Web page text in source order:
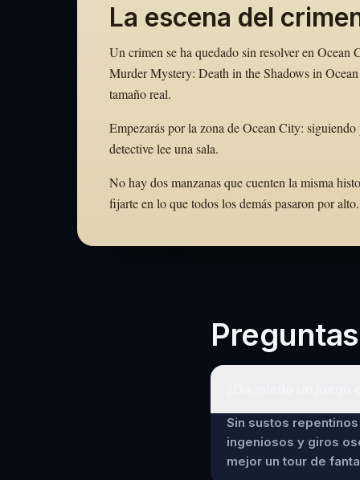
La escena del
Un crimen se ha quedado sin resolver en Ocean
Murder Mystery: Death in the Shadows in
tamaño real.
Empezarás por la zona de Ocean City:
detective lee una sala.
No hay dos manzanas que cuenten la misma
fijarte en lo que todos los demás pasaron por
Sin sustos
ingeniosos y giros
mejor un tour de